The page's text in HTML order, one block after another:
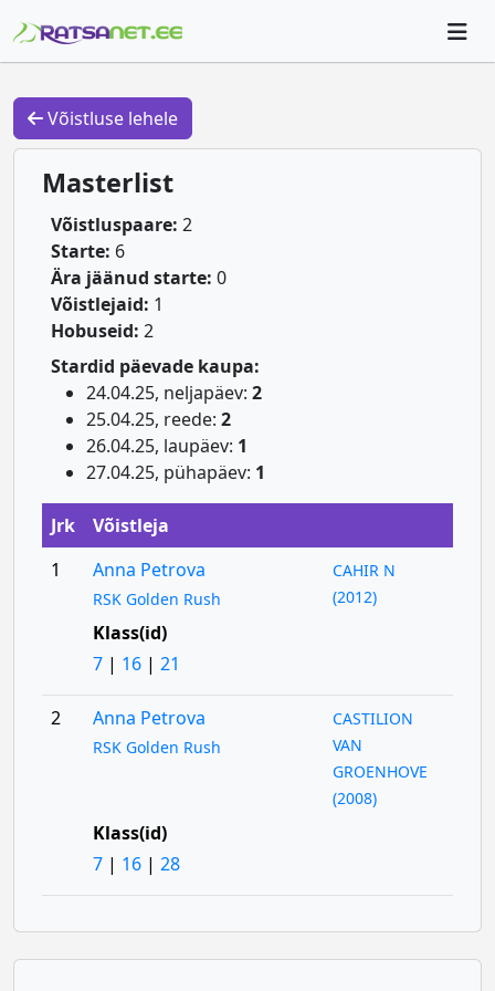
Võistluse lehele
Masterlist
Võistluspaare: 2
Starte: 6
Ära jäänud starte: 0
Võistlejaid: 1
Hobuseid: 2
Stardid päevade kaupa:
24.04.25, neljapäev: 2
25.04.25, reede: 2
26.04.25, laupäev: 1
27.04.25, pühapäev: 1
Jrk
Võistleja
1
Anna Petrova
RSK Golden Rush
CAHIR N
(2012)
Klass(id)
7| 16| 21
2 Anna Petrova
RSK Golden Rush
CASTILION
VAN
GROENHOVE
(2008)
Klass(id)
7| 16| 28